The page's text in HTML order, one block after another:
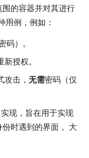
的容器并对其进行
用例，例如：
码）。
授权。
击， 无需密码（仅
现，旨在用于实现
时遇到的界面， 大